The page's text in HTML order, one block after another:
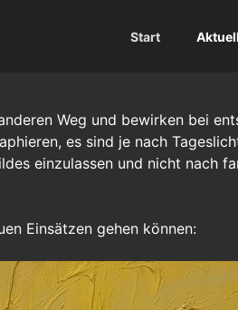
Start
Weg und bewirken bei
es sind je nach
einzulassen und nicht nach
Einsätzen gehen können: